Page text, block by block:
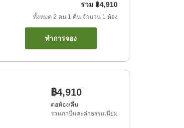
รวม ฿4,910
ทั้งหมด 2 คน 1 คืน จำนวน 1 ห้อง
ทำการจอง
฿4,910
ต่อห้อง/คืน
รวมภาษีและค่าธรรมเนียม